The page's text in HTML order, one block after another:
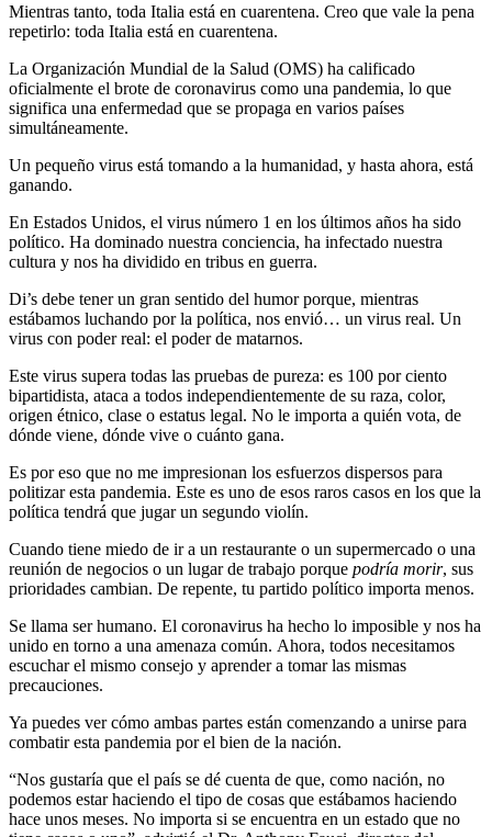
Mientras tanto, toda Italia está en cuarentena. Creo que vale la pena
repetirlo: toda Italia está en cuarentena.
La Organización Mundial de la Salud (OMS) ha calificado
oficialmente el brote de coronavirus como una pandemia, lo que
significa una enfermedad que se propaga en varios países
simultáneamente.
Un pequeño virus está tomando a la humanidad, y hasta ahora, está
ganando.
En Estados Unidos, el virus número 1 en los últimos años ha sido
político. Ha dominado nuestra conciencia, ha infectado nuestra
cultura y nos ha dividido en tribus en guerra.
Di’s debe tener un gran sentido del humor porque, mientras
estábamos luchando por la política, nos envió… un virus real. Un
virus con poder real: el poder de matarnos.
Este virus supera todas las pruebas de pureza: es 100 por ciento
bipartidista, ataca a todos independientemente de su raza, color,
origen étnico, clase o estatus legal. No le importa a quién vota, de
dónde viene, dónde vive o cuánto gana.
Es por eso que no me impresionan los esfuerzos dispersos para
politizar esta pandemia. Este es uno de esos raros casos en los que la
política tendrá que jugar un segundo violín.
Cuando tiene miedo de ir a un restaurante o un supermercado o una
reunión de negocios o un lugar de trabajo porque podría morir, sus
prioridades cambian. De repente, tu partido político importa menos.
Se llama ser humano. El coronavirus ha hecho lo imposible y nos ha
unido en torno a una amenaza común. Ahora, todos necesitamos
escuchar el mismo consejo y aprender a tomar las mismas
precauciones.
Ya puedes ver cómo ambas partes están comenzando a unirse para
combatir esta pandemia por el bien de la nación.
“Nos gustaría que el país se dé cuenta de que, como nación, no
podemos estar haciendo el tipo de cosas que estábamos haciendo
hace unos meses. No importa si se encuentra en un estado que no